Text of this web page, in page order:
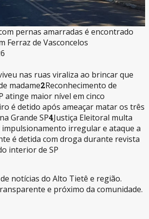
pernas amarradas é encontrado
Ferraz de Vasconcelos
nas ruas viraliza ao brincar que
madame2Reconhecimento de
atinge maior nível em cinco
é detido após ameaçar matar os três
Grande SP4Justiça Eleitoral multa
impulsionamento irregular e ataque a
é detida com droga durante revista
interior de SP
notícias do Alto Tietê e região.
e próximo da comunidade.